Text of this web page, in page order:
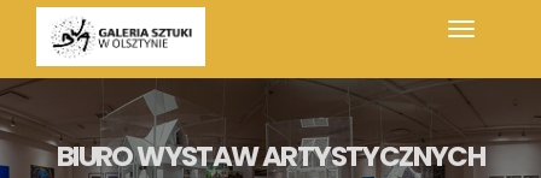
BIURO WYSTAW ARTYSTYCZNYCH